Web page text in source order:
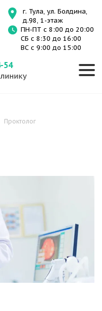
г. Тула, ул. Болдина,
д.98, 1-этаж
ПН-ПТ с 8:00 до 20:00
СБ с 8:30 до 16:00
ВС с 9:00 до 15:00
54
Проктолог